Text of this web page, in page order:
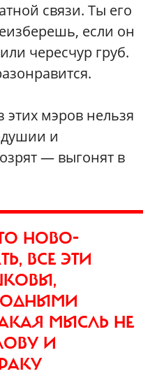
связи. Ты его
если он
чересчур груб.
этих мэров нельзя
и
— выгонят в
НОВО-
ВСЕ ЭТИ
МЫСЛЬ НЕ
И